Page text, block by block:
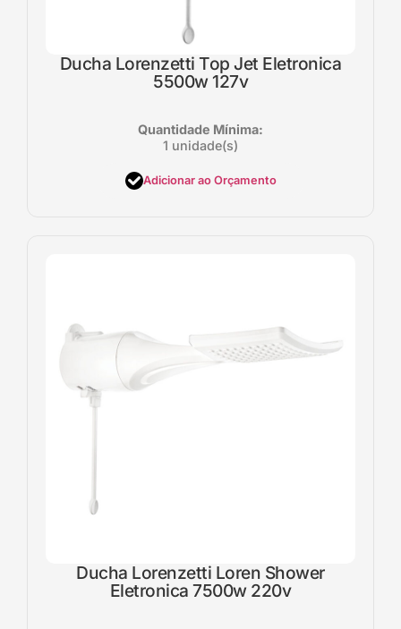
Ducha Lorenzetti Top Jet Eletronica
5500w 127v
Quantidade Mínima:
1 unidade(s)
Adicionar ao Orçamento
Ducha Lorenzetti Loren Shower
Eletronica 7500w 220v